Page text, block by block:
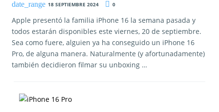
18 SEPTIEMBRE 2024
0
Apple presentó la familia iPhone 16 la semana pasada y
todos estarán disponibles este viernes, 20 de septiembre.
Sea como fuere, alguien ya ha conseguido un iPhone 16
Pro, de alguna manera. Naturalmente (y afortunadamente)
también decidieron filmar su unboxing …